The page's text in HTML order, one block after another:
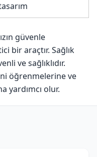
güvenle
bir araçtır. Sağlık
ve sağlıklıdır.
öğrenmelerine ve
yardımcı olur.